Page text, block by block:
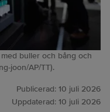
buller och bång och
joon/AP/TT).
Publicerad: 10 juli 2026
Uppdaterad: 10 juli 2026